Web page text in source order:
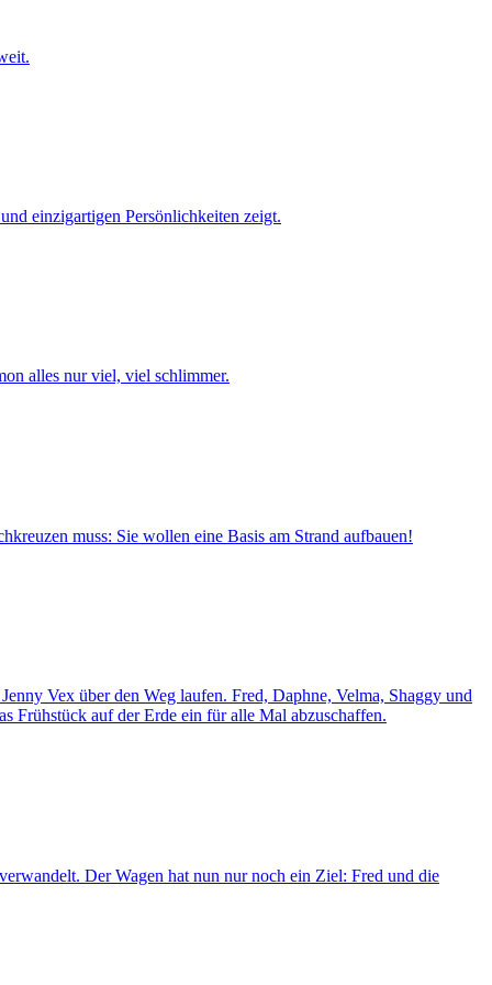
einzigartigen Persönlichkeiten zeigt.
alles nur viel, viel schlimmer.
muss: Sie wollen eine Basis am Strand aufbauen!
Vex über den Weg laufen. Fred, Daphne, Velma, Shaggy und
Frühstück auf der Erde ein für alle Mal abzuschaffen.
Der Wagen hat nun nur noch ein Ziel: Fred und die